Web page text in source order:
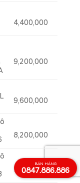
4,400,000
9,200,000
9,600,000
8,200,000
11,300,000
BÁN HÀNG
0847.886.886